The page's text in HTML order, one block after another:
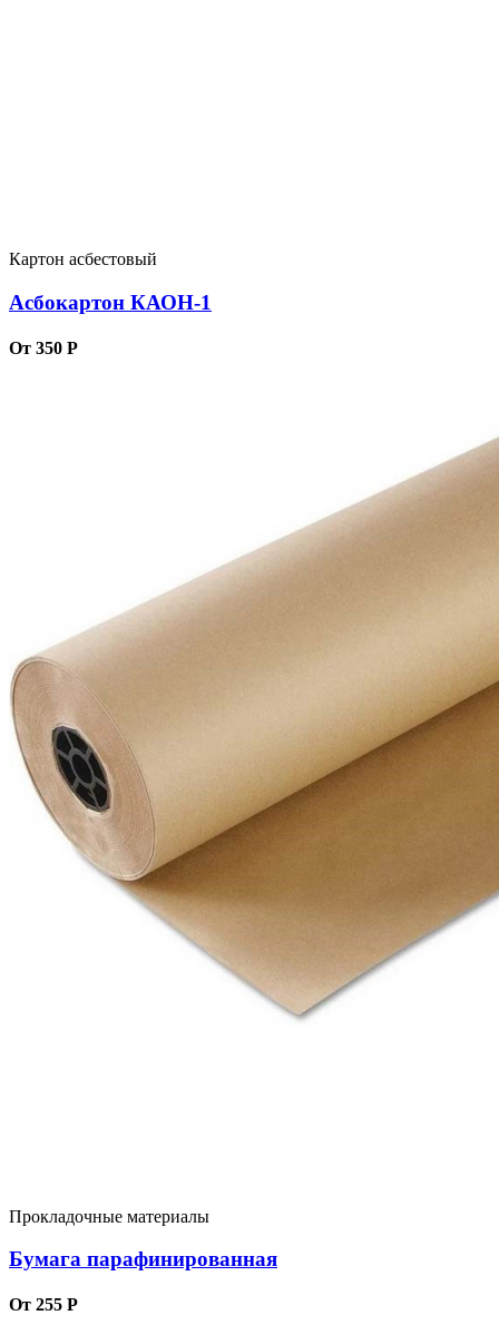
Картон асбестовый
Асбокартон КАОН-1
От 350 Р
Прокладочные материалы
Бумага парафинированная
От 255 Р